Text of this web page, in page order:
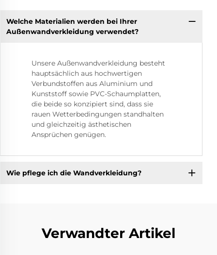
Welche Materialien werden bei Ihrer
Außenwandverkleidung verwendet?
Unsere Außenwandverkleidung besteht
hauptsächlich aus hochwertigen
Verbundstoffen aus Aluminium und
Kunststoff sowie PVC-Schaumplatten,
die beide so konzipiert sind, dass sie
rauen Wetterbedingungen standhalten
und gleichzeitig ästhetischen
Ansprüchen genügen.
Wie pflege ich die Wandverkleidung?
Verwandter Artikel